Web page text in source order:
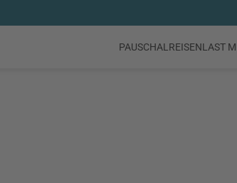
PAUSCHALREISENLAST